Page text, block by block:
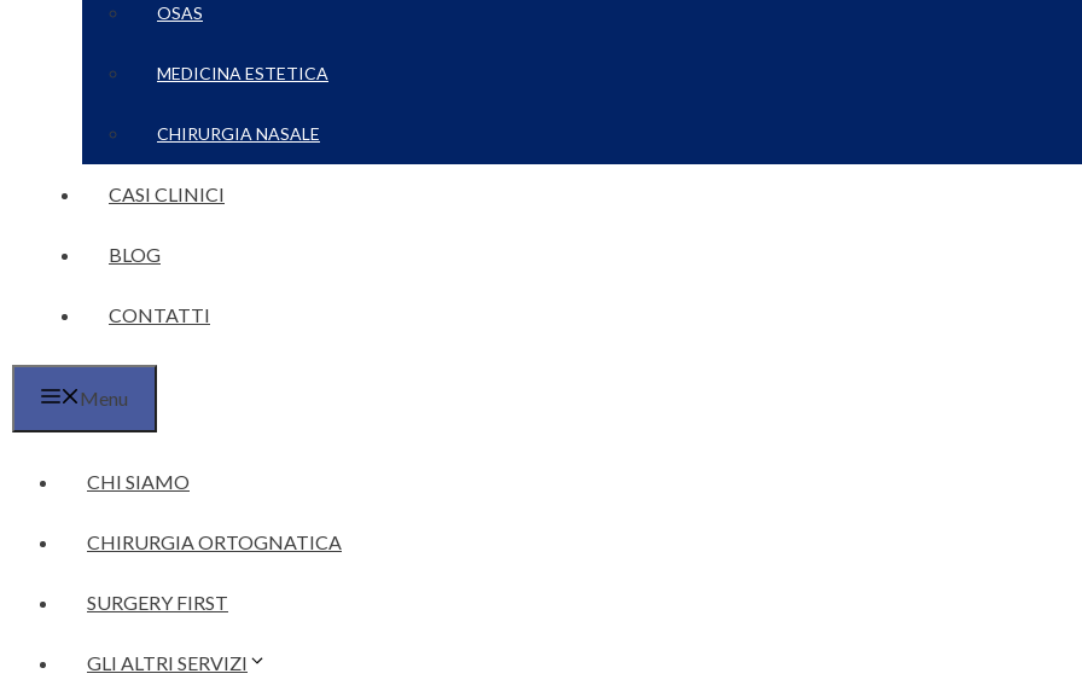
OSAS
MEDICINA ESTETICA
CHIRURGIA NASALE
CASI CLINICI
BLOG
CONTATTI
Menu
CHI SIAMO
CHIRURGIA ORTOGNATICA
SURGERY FIRST
GLI ALTRI SERVIZI